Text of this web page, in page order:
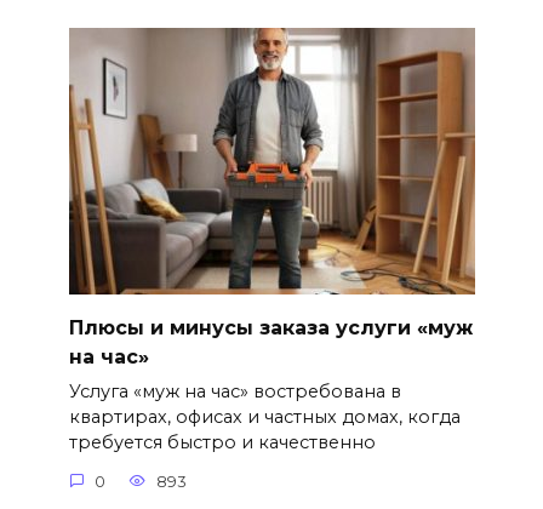
Плюсы и минусы заказа услуги «муж
на час»
Услуга «муж на час» востребована в
квартирах, офисах и частных домах, когда
требуется быстро и качественно
0 893